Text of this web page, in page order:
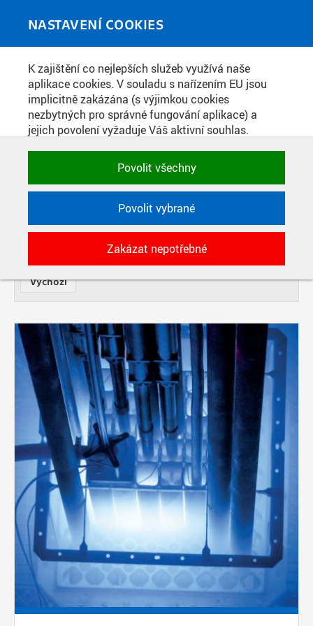
NASTAVENÍ COOKIES
K zajištění co nejlepších služeb využívá naše
aplikace cookies. V souladu s nařízením EU jsou
implicitně zakázána (s výjimkou cookies
nezbytných pro správné fungování aplikace) a
jejich povolení vyžaduje Váš aktivní souhlas.
zakázat, případně vybrat a povolit cookies podle
kategorie. Svoje rozhodnutí můžete samozřejmě
kdykoli změnit.
POTŘEBNÉ
Technické cookies využívané aplikacemi
ČVUT pro uchování jejich nastavení,
vlastností a identifikátorů relace. Jsou
nezbytné pro správné fungování a jsou
ANALYTICKÉ
Slouží pro získávání anonymizovaných
statistických údajů, které nám pomáhají
vylepšovat naše aplikace. Zpravidla jde o
cookies systémů třetích stran, které k
těmto účelům využíváme.
MARKETINGOVÉ
Využívané za účelem zobrazení
správných nabídek a cílení obsahu podle
Vašich preferencí. Zpravidla jde o
cookies systémů třetích stran, které nám
s analýzou uživatelského chování
pomáhají.
Povolit všechny
Povolit vybrané
Zakázat nepotřebné
MEDIATÉKA
PUBLIKACE
NÁZEV
PERIODIKUM POČET
Pages